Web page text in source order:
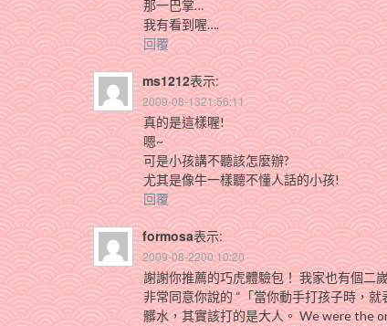
那一巴掌…
我有看到喔….
回覆
ms1212表示:
2009-08-1321:56:11
真的是這樣喔!
嗯~
可是小孩講不聽該怎麼辦?
尤其是像牛一樣聽不懂人話的小孩!
回覆
formosa表示:
2009-08-2200:10:20
謝謝你推薦的巧虎體驗包！ 我家也有個二
非常同意你說的 “「當你動手打孩子時，
髒水，其實該打的是大人。 We were the